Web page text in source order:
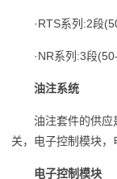
·RTS系列:2段
·NR系列:3段
油注系统
油注套件的供
关，电子控制模块，
电子控制模块